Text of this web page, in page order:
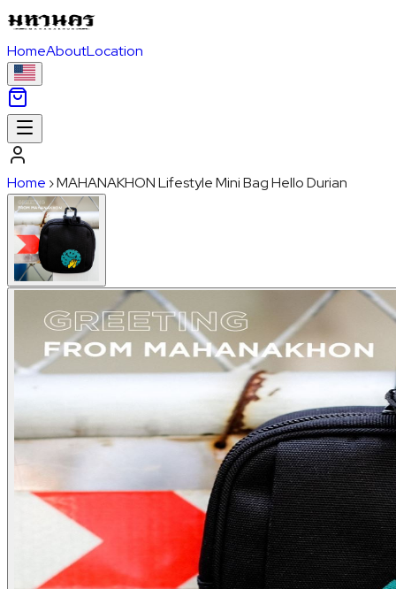
HomeAboutLocation
Home ›MAHANAKHON Lifestyle Mini Bag Hello Durian